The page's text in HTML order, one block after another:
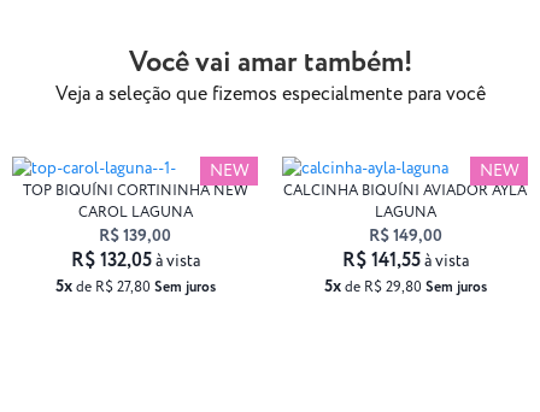
Você vai amar também!
Veja a seleção que fizemos especialmente para você
NEW
TOP BIQUÍNI CORTININHA NEW
CAROL LAGUNA
R$ 139,00
5xde R$ 27,80 Sem juros
R$ 132,05à vista
NEW
CALCINHA BIQUÍNI AVIADOR AYLA
LAGUNA
R$ 149,00
5xde R$ 29,80 Sem juros
R$ 141,55à vista